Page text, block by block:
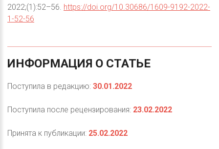
2022;(1):52–56. https://doi.org/10.30686/1609-9192-2022-
1-52-56
ИНФОРМАЦИЯ О СТАТЬЕ
Поступила в редакцию: 30.01.2022
Поступила после рецензирования: 23.02.2022
Принята к публикации: 25.02.2022